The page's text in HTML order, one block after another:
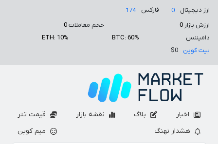
ارز دیجیتال 0 فارکس
174
ارزش بازار0 حجم معاملات0
دامیننس
BTC: 60%
ETH: 10%
بیت کوین
$0
اخبار بلاگ نقشه بازار
قیمت تتر
هشدار نهنگ
میم کوین